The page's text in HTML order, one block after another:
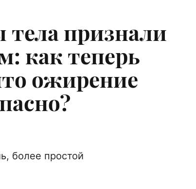
тела признали
как теперь
ожирение
более простой